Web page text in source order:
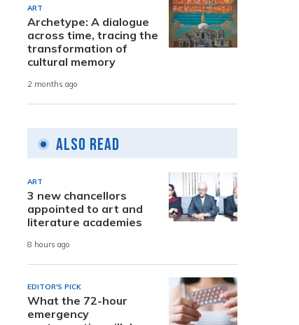
ART
Archetype: A dialogue
across time, tracing the
transformation of
cultural memory
2 months ago
Also Read
ART
3 new chancellors
appointed to art and
literature academies
8 hours ago
EDITOR'S PICK
What the 72-hour
emergency